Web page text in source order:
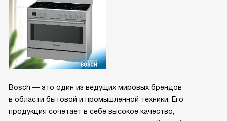
Bosch — это один из ведущих мировых брендов
в области бытовой и промышленной техники. Его
продукция сочетает в себе высокое качество,